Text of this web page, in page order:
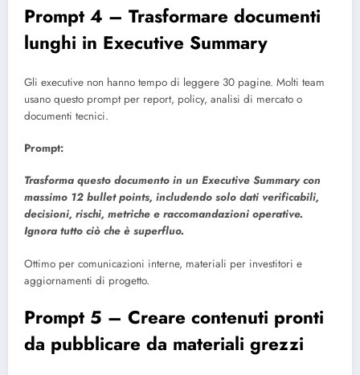
Prompt 4 – Trasformare documenti
lunghi in Executive Summary
Gli executive non hanno tempo di leggere 30 pagine. Molti team
usano questo prompt per report, policy, analisi di mercato o
documenti tecnici.
Prompt:
Trasforma questo documento in un Executive Summary con
massimo 12 bullet points, includendo solo dati verificabili,
decisioni, rischi, metriche e raccomandazioni operative.
Ignora tutto ciò che è superfluo.
Ottimo per comunicazioni interne, materiali per investitori e
aggiornamenti di progetto.
Prompt 5 – Creare contenuti pronti
da pubblicare da materiali grezzi